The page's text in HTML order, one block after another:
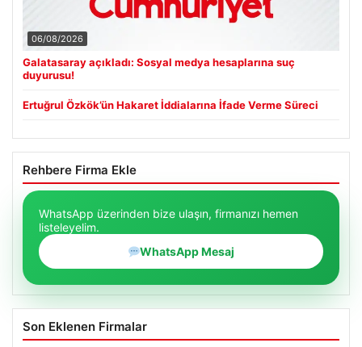
06/08/2026
Galatasaray açıkladı: Sosyal medya hesaplarına suç
duyurusu!
Ertuğrul Özkök’ün Hakaret İddialarına İfade Verme Süreci
Rehbere Firma Ekle
WhatsApp üzerinden bize ulaşın, firmanızı hemen
listeleyelim.
WhatsApp Mesaj
Son Eklenen Firmalar